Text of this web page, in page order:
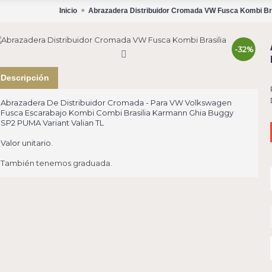
Inicio Abrazadera Distribuidor Cromada VW Fusca Kombi
-32%
Descripción
Abrazadera De Distribuidor Cromada - Para VW Volkswagen
Fusca Escarabajo Kombi Combi Brasilia Karmann Ghia Buggy
SP2 PUMA Variant Valian TL
Valor unitario.
También tenemos graduada.